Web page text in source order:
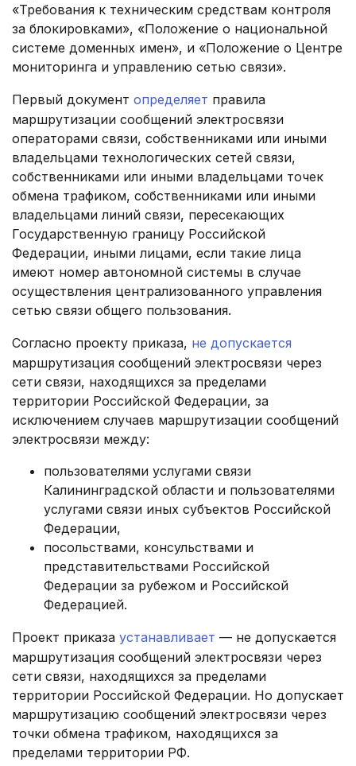
«Требования к техническим средствам контроля
за блокировками», «Положение о национальной
системе доменных имен», и «Положение о Центре
мониторинга и управлению сетью связи».
Первый документ определяет правила
маршрутизации сообщений электросвязи
операторами связи, собственниками или иными
владельцами технологических сетей связи,
собственниками или иными владельцами точек
обмена трафиком, собственниками или иными
владельцами линий связи, пересекающих
Государственную границу Российской
Федерации, иными лицами, если такие лица
имеют номер автономной системы в случае
осуществления централизованного управления
сетью связи общего пользования.
Согласно проекту приказа, не допускается
маршрутизация сообщений электросвязи через
сети связи, находящихся за пределами
территории Российской Федерации, за
исключением случаев маршрутизации сообщений
электросвязи между:
пользователями услугами связи
Калининградской области и пользователями
услугами связи иных субъектов Российской
Федерации,
посольствами, консульствами и
представительствами Российской
Федерации за рубежом и Российской
Федерацией.
Проект приказа устанавливает — не допускается
маршрутизация сообщений электросвязи через
сети связи, находящихся за пределами
территории Российской Федерации. Но допускает
маршрутизацию сообщений электросвязи через
точки обмена трафиком, находящихся за
пределами территории РФ.